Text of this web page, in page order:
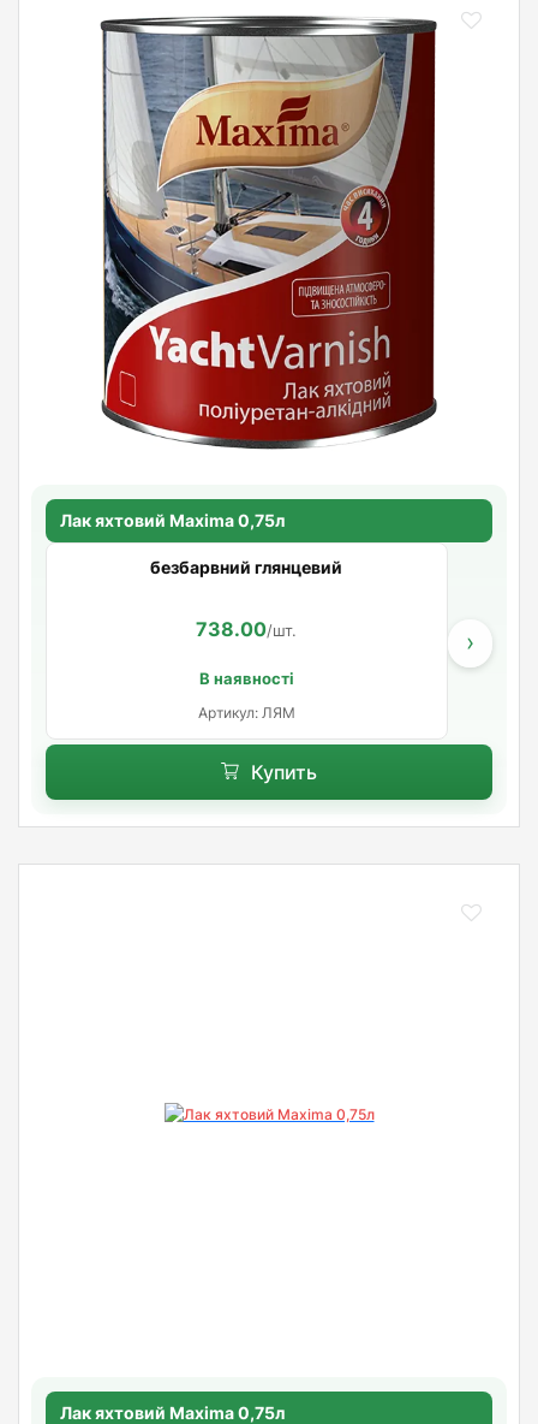
Лак яхтовий Maxima 0,75л
безбарвний глянцевий
738.00/шт.
В наявності
Артикул: ЛЯМ
›
Купить
Лак яхтовий Maxima 0,75л